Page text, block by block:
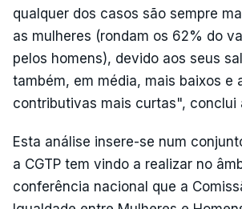
qualquer dos casos são sempre
as mulheres (rondam os 62% do
pelos homens), devido aos seus
também, em média, mais baixos e
contributivas mais curtas", conclui
Esta análise insere-se num
a CGTP tem vindo a realizar no
conferência nacional que a